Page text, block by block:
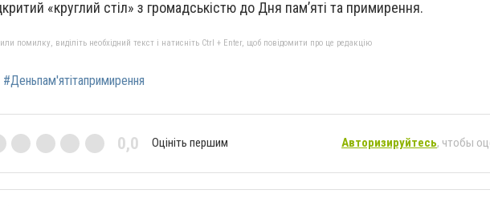
«круглий стіл» з громадськістю до Дня пам’яті та примирення.
помилку, виділіть необхідний текст і натисніть Ctrl + Enter, щоб повідомити про це редакцію
#Деньпам'ятітапримирення
0,0 Оцініть першим Авторизируйтесь, чтобы